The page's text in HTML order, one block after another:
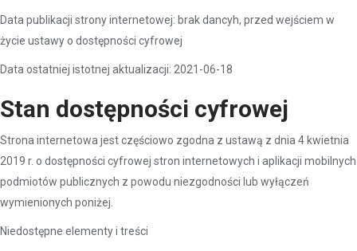
Data publikacji strony internetowej: brak dancyh, przed wejściem w
życie ustawy o dostępności cyfrowej
Data ostatniej istotnej aktualizacji: 2021-06-18
Stan dostępności cyfrowej
Strona internetowa jest częściowo zgodna z ustawą z dnia 4 kwietnia
2019 r. o dostępności cyfrowej stron internetowych i aplikacji mobilnych
podmiotów publicznych z powodu niezgodności lub wyłączeń
wymienionych poniżej.
Niedostępne elementy i treści